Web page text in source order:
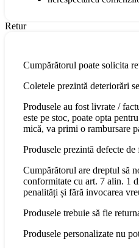
Retur
Cumpărătorul poate solicita
Coletele prezintă deteriorări
Produsele au fost livrate /
este pe stoc, poate opta
mică, va primi o rambursare
Produsele prezintă defecte de
Cumpărătorul are dreptul să
conformitate cu art. 7 alin. 1
penalități și fără invocarea
Produsele trebuie să fie
Produsele personalizate nu